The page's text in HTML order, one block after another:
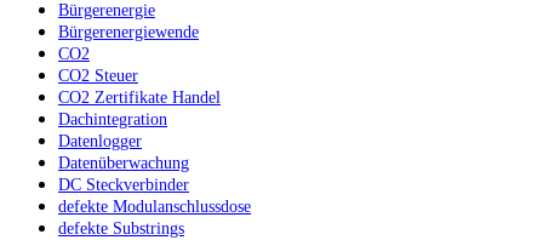
Bürgerenergie
Bürgerenergiewende
CO2
CO2 Steuer
CO2 Zertifikate Handel
Dachintegration
Datenlogger
Datenüberwachung
DC Steckverbinder
defekte Modulanschlussdose
defekte Substrings